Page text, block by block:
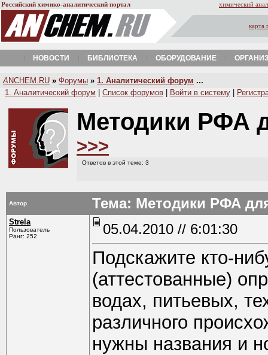
Российский химико-аналитический портал химический
карта
НОВОСТИ БИБЛИОТЕКА ОБОРУДОВАНИЕ
A NCHEM.RU » Форумы » 1. Аналитический форум ...
1. Аналитический форум
Список форумов Войти в систему
Методики РФА
>>>
Ответов в этой теме: 3
Автор Тема: Методики РФА
Strela
Пользователь
Ранг: 252
05.04.2010 // 6:01:30
Подскажите кто-
(аттестованные)
водах, питьевых,
различного
нужны названия и